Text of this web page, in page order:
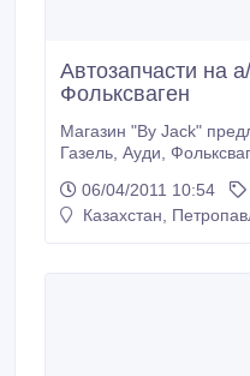
Автозапчасти на
Фольксваген
Магазин "By Jack"
Газель, Ауди, Фольксваген в широком ассортименте
7152 41 33 42.
06/04/2011 10:54
Казахстан,